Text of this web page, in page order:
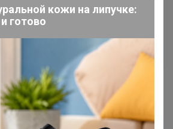
кожи на липучке:
готово